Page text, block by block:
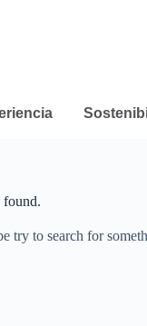
found.
try to search for